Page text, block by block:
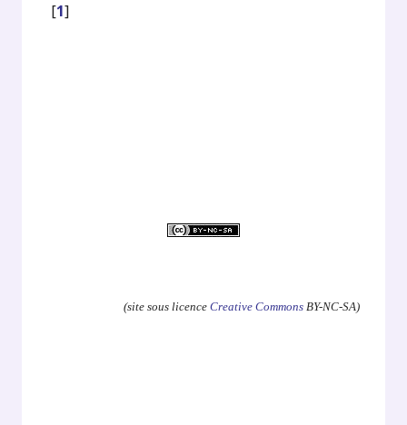
[1]
(site sous licence Creative CommonsBY-NC-SA)